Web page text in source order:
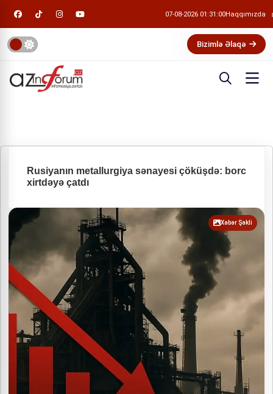
07-08-2026 01:31:00Haqqımızda
Bizimlə Əlaqə
Rusiyanın metallurgiya sənayesi çöküşdə: borc
xirtdəyə çatdı
Xəbər Şəkli